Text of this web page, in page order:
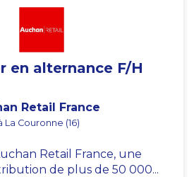
en alternance F/H
Retail France
La Couronne (16)
Retail France, une
de plus de 50 000...